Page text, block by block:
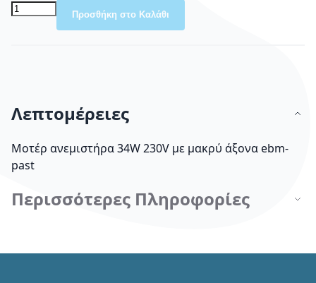
Προσθήκη στο Καλάθι
Λεπτομέρειες
Μοτέρ ανεμιστήρα 34W 230V με μακρύ άξονα ebm-
past
Περισσότερες Πληροφορίες